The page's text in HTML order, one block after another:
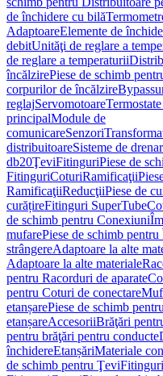
de închidere cu bilă
AdaptoareElemente de
debitUnităţi de reglare a
de reglare a temperaturii
încălzirePiese de schimb
corpurilor de încălzire
reglajServomotoare
principalModule de
comunicareSenzori
distribuitoareSisteme de
db20ŢeviFitinguriPiese de
FitinguriCoturiRamificaţii
RamificaţiiReducţiiPiese de
curățireFitinguri SuperTube
de schimb pentru Conexiuni
mufarePiese de schimb
strângereAdaptoare la alte
Adaptoare la alte materiale
pentru Racorduri de aparate
pentru Coturi de conectare
etanșarePiese de schimb
etanșareAccesoriiBrăţări
pentru brăţări pentru conducte
închidereEtanșăriMateriale
de schimb pentru ŢeviFitinguri